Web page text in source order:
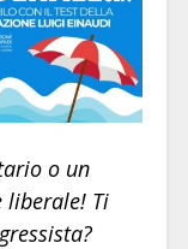
o un
liberale! Ti